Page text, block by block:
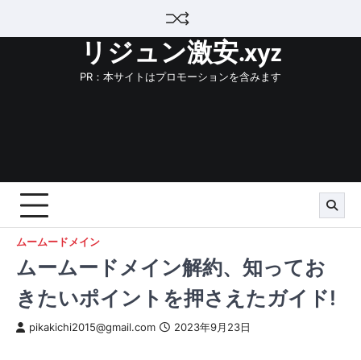
リジュン激安.xyz
PR：本サイトはプロモーションを含みます
ムームードメイン
ムームードメイン解約、知ってお
きたいポイントを押さえたガイド!
pikakichi2015@gmail.com 2023年9月23日